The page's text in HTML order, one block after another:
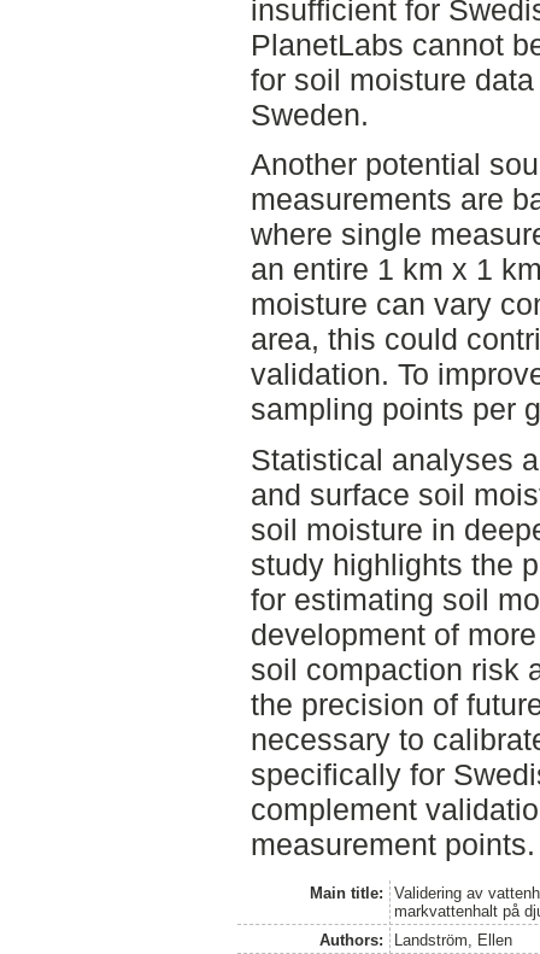
insufficient for
PlanetLabs cannot
for soil moisture
Sweden.
Another potential
measurements are
where single
an entire 1 km x 1
moisture can vary
area, this could
validation. To
sampling points per
Statistical analyses
and surface soil
soil moisture in
study highlights the
for estimating soil
development of
soil compaction risk
the precision of
necessary to
specifically for
complement
measurement points.
Main title:
Validering av
markvattenhalt på
Authors:
Landström, Ellen